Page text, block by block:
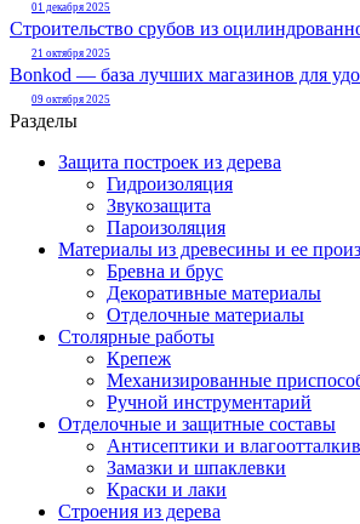
01 декабря 2025
Строительство срубов из
21 октября 2025
Bonkod — база лучших магазинов для
09 октября 2025
Разделы
Защита построек из дерева
Гидроизоляция
Звукозащита
Пароизоляция
Материалы из древесины и ее
Бревна и брус
Декоративные материалы
Отделочные материалы
Столярные работы
Крепеж
Механизированные
Ручной инструментарий
Отделочные и защитные составы
Антисептики и
Замазки и шпаклевки
Краски и лаки
Строения из дерева